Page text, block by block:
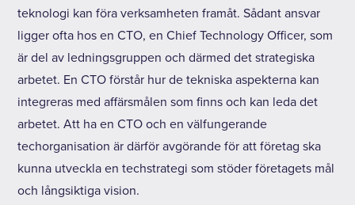
teknologi kan föra verksamheten framåt. Sådant ansvar
ligger ofta hos en CTO, en Chief Technology Officer, som
är del av ledningsgruppen och därmed det strategiska
arbetet. En CTO förstår hur de tekniska aspekterna kan
integreras med affärsmålen som finns och kan leda det
arbetet. Att ha en CTO och en välfungerande
techorganisation är därför avgörande för att företag ska
kunna utveckla en techstrategi som stöder företagets mål
och långsiktiga vision.